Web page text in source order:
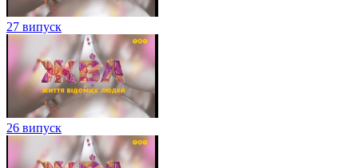
27 випуск
26 випуск